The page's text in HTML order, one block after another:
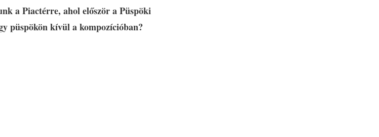
a Piactérre, ahol először a Püspöki
püspökön kívül a kompozícióban?